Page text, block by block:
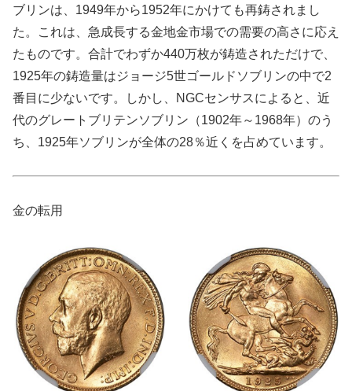
ブリンは、1949年から1952年にかけても再鋳されまし
た。これは、急成長する金地金市場での需要の高さに応え
たものです。合計でわずか440万枚が鋳造されただけで、
1925年の鋳造量はジョージ5世ゴールドソブリンの中で2
番目に少ないです。しかし、NGCセンサスによると、近
代のグレートブリテンソブリン（1902年～1968年）のう
ち、1925年ソブリンが全体の28％近くを占めています。
金の転用